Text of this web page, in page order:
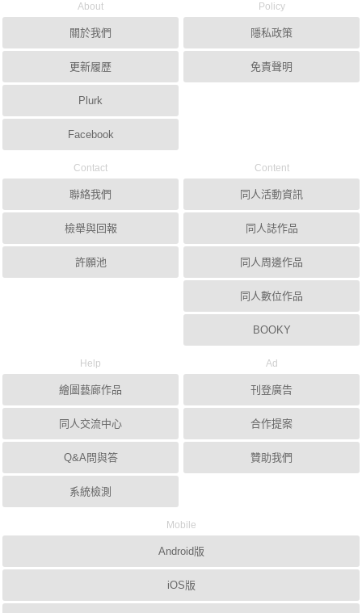
About
關於我們
更新履歷
Plurk
Facebook
Policy
隱私政策
免責聲明
Contact
聯絡我們
檢舉與回報
許願池
Content
同人活動資訊
同人誌作品
同人周邊作品
同人數位作品
BOOKY
Help
繪圖藝廊作品
同人交流中心
Q&A問與答
系統檢測
Ad
刊登廣告
合作提案
贊助我們
Mobile
Android版
iOS版